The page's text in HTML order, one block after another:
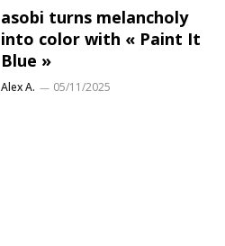
asobi turns melancholy
into color with « Paint It
Blue »
Alex A. 05/11/2025